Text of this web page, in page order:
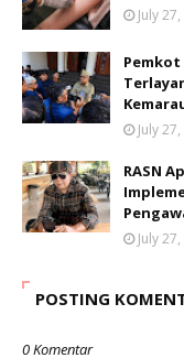
July
July
RASN
July
POSTING
0 Komentar